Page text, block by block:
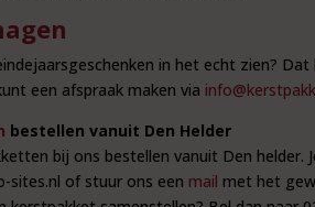
in het echt zien?
een afspraak maken via
bestellen vanuit Den Helder
bij ons bestellen vanuit Den
sites.nl of stuur ons een mail met het